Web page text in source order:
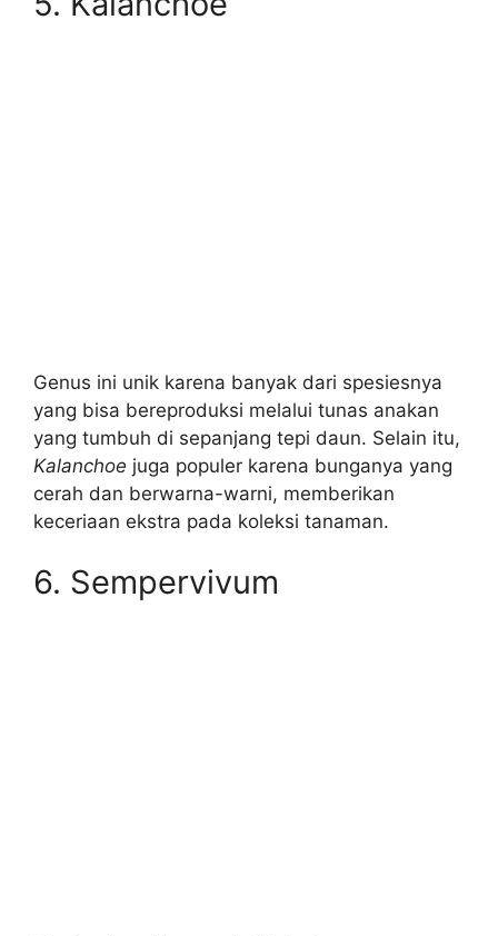
Genus ini unik karena banyak dari spesiesnya
yang bisa bereproduksi melalui tunas anakan
yang tumbuh di sepanjang tepi daun. Selain itu,
Kalanchoe juga populer karena bunganya yang
cerah dan berwarna-warni, memberikan
keceriaan ekstra pada koleksi tanaman.
6. Sempervivum